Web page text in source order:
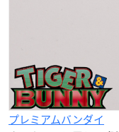
プレミアムバンダイ